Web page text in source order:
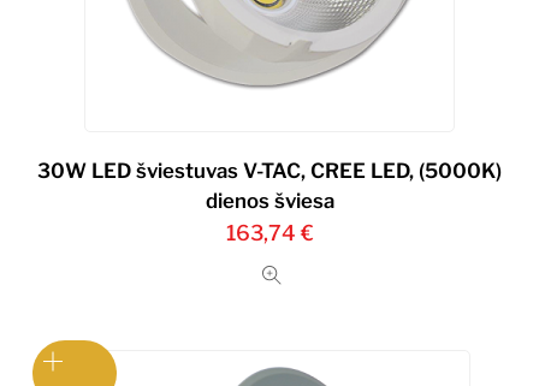
30W LED šviestuvas V-TAC, CREE LED, (5000K)
dienos šviesa
163,74 €